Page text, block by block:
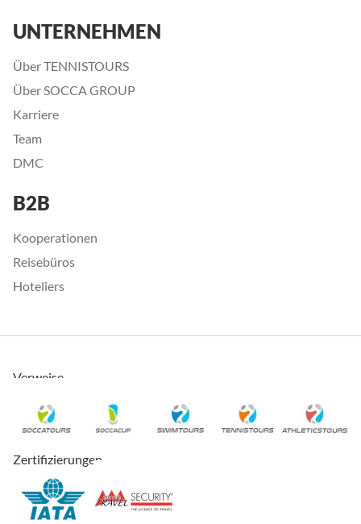
UNTERNEHMEN
Über TENNISTOURS
Über SOCCA GROUP
Karriere
Team
DMC
B2B
Kooperationen
Reisebüros
Hoteliers
Verweise
Zertifizierungen